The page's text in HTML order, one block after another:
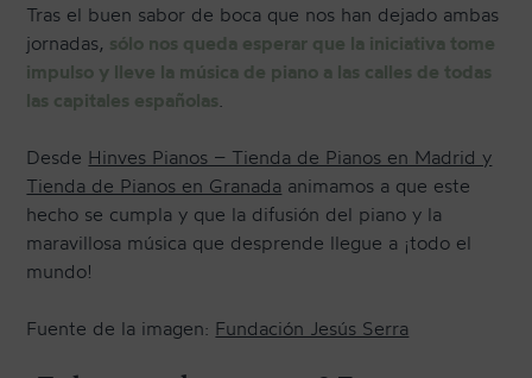
Tras el buen sabor de boca que nos han dejado ambas
jornadas, sólo nos queda esperar que la iniciativa tome
impulso y lleve la música de piano a las calles de todas
las capitales españolas
Desde Hinves Pianos – Tienda de Pianos en Madrid y
Tienda de Pianos en Granada animamos a que este
hecho se cumpla y que la difusión del piano y la
maravillosa música que desprende llegue a ¡todo el
mundo!
Fuente de la imagen: Fundación Jesús Serra